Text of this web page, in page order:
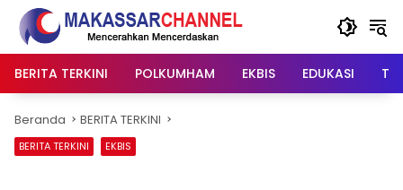
Langsung
konten
BERITA TERKINI
POLKUMHAM EKBIS EDUKASI
Beranda BERITA TERKINI
BERITA TERKINI EKBIS